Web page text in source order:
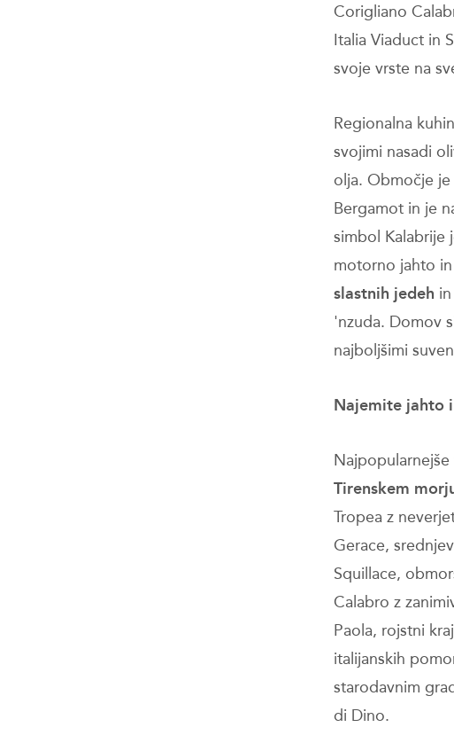
Corigliano
Italia Viaduct in
svoje vrste na
Regionalna
svojimi nasadi
olja. Območje
Bergamot in je
simbol Kalabrije
motorno jahto
slastnih jedeh
'nzuda. Domov
najboljšimi
Najemite jahto
Tirenskem
Tropea z
Gerace,
Squillace,
Calabro z
Paola, rojstni
italijanskih
starodavnim
di Dino.